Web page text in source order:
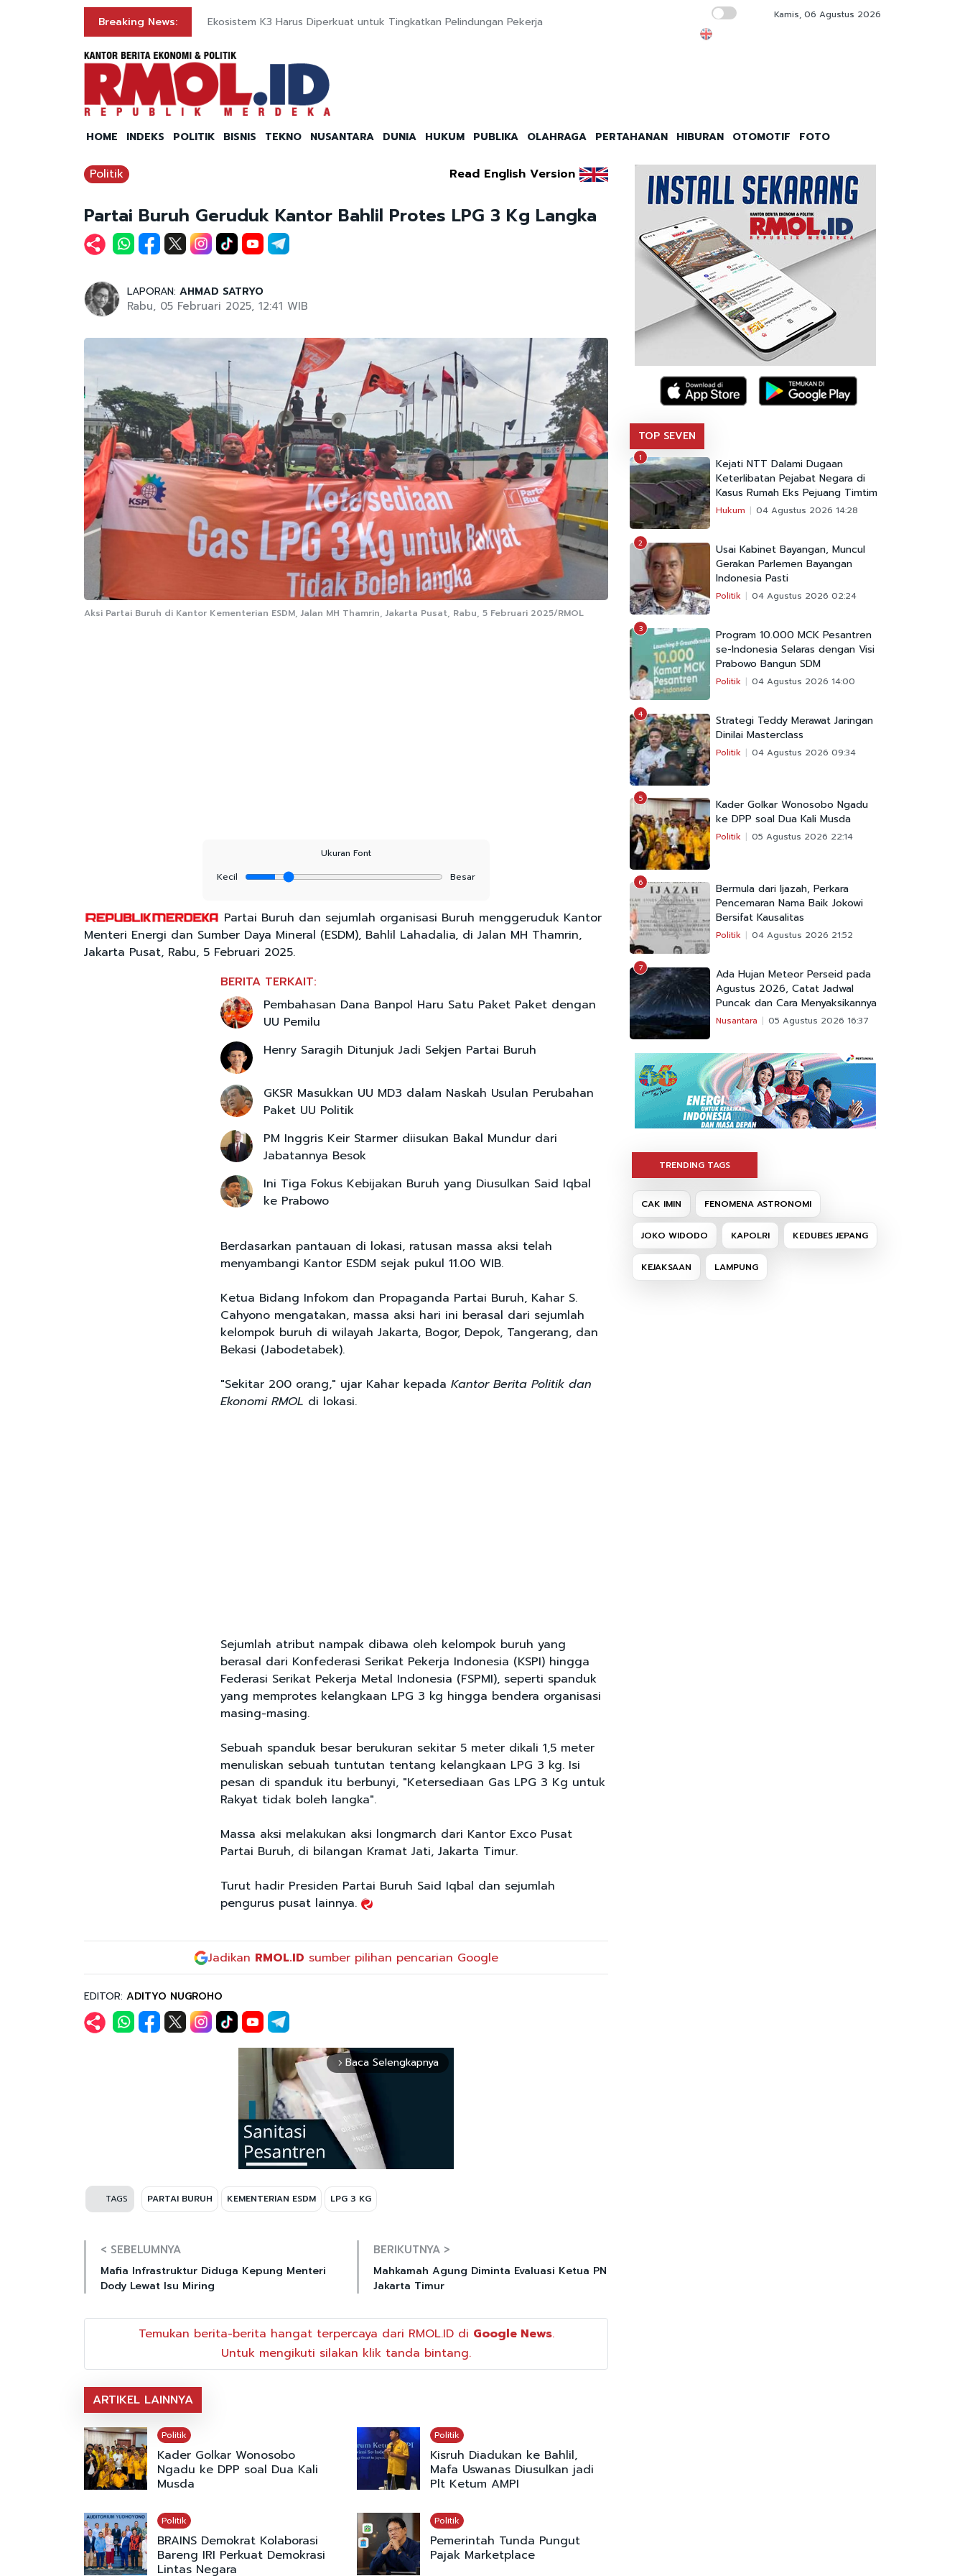
Breaking News: Ekosistem K3 Harus Diperkuat untuk Tingkatkan Pelindungan Pekerja Sponsori Persib Selama Tiga Musim,
Kamis, 06 Agustus 2026
HOME INDEKS POLITIK BISNIS TEKNO NUSANTARA DUNIA HUKUM PUBLIKA OLAHRAGA PERTAHANAN HIBURAN OTOMOTIF FOTO
Politik Read English Version
Partai Buruh Geruduk Kantor Bahlil Protes LPG 3 Kg Langka
LAPORAN: AHMAD SATRYO
Rabu, 05 Februari 2025, 12:41 WIB
Aksi Partai Buruh di Kantor Kementerian ESDM, Jalan MH Thamrin, Jakarta Pusat, Rabu, 5 Februari 2025/RMOL
Ukuran Font
Kecil
Besar
Partai Buruh dan sejumlah organisasi Buruh menggeruduk Kantor
Menteri Energi dan Sumber Daya Mineral (ESDM), Bahlil Lahadalia, di Jalan MH Thamrin,
Jakarta Pusat, Rabu, 5 Februari 2025.
BERITA TERKAIT:
Pembahasan Dana Banpol Haru Satu Paket Paket dengan
UU Pemilu
Henry Saragih Ditunjuk Jadi Sekjen Partai Buruh
GKSR Masukkan UU MD3 dalam Naskah Usulan Perubahan
Paket UU Politik
PM Inggris Keir Starmer diisukan Bakal Mundur dari
Jabatannya Besok
Ini Tiga Fokus Kebijakan Buruh yang Diusulkan Said Iqbal
ke Prabowo
Berdasarkan pantauan di lokasi, ratusan massa aksi telah
menyambangi Kantor ESDM sejak pukul 11.00 WIB.
Ketua Bidang Infokom dan Propaganda Partai Buruh, Kahar S.
Cahyono mengatakan, massa aksi hari ini berasal dari sejumlah
kelompok buruh di wilayah Jakarta, Bogor, Depok, Tangerang, dan
Bekasi (Jabodetabek).
"Sekitar 200 orang," ujar Kahar kepada Kantor Berita Politik dan
Ekonomi RMOL di lokasi.
Sejumlah atribut nampak dibawa oleh kelompok buruh yang
berasal dari Konfederasi Serikat Pekerja Indonesia (KSPI) hingga
Federasi Serikat Pekerja Metal Indonesia (FSPMI), seperti spanduk
yang memprotes kelangkaan LPG 3 kg hingga bendera organisasi
masing-masing.
Sebuah spanduk besar berukuran sekitar 5 meter dikali 1,5 meter
menuliskan sebuah tuntutan tentang kelangkaan LPG 3 kg. Isi
pesan di spanduk itu berbunyi, "Ketersediaan Gas LPG 3 Kg untuk
Rakyat tidak boleh langka".
Massa aksi melakukan aksi longmarch dari Kantor Exco Pusat
Partai Buruh, di bilangan Kramat Jati, Jakarta Timur.
Turut hadir Presiden Partai Buruh Said Iqbal dan sejumlah
pengurus pusat lainnya.
Jadikan RMOL.ID sumber pilihan pencarian Google
EDITOR: ADITYO NUGROHO
arrow_forward_ios Baca Selengkapnya
TAGS PARTAI BURUH KEMENTERIAN ESDM LPG 3 KG
< SEBELUMNYA
Mafia Infrastruktur Diduga Kepung Menteri
Dody Lewat Isu Miring
BERIKUTNYA >
Mahkamah Agung Diminta Evaluasi Ketua PN
Jakarta Timur
Temukan berita-berita hangat terpercaya dari RMOL.ID di Google News.
Untuk mengikuti silakan klik tanda bintang.
ARTIKEL LAINNYA
Politik
Kader Golkar Wonosobo
Ngadu ke DPP soal Dua Kali
Musda
Politik
Kisruh Diadukan ke Bahlil,
Mafa Uswanas Diusulkan jadi
Plt Ketum AMPI
Politik
BRAINS Demokrat Kolaborasi
Bareng IRI Perkuat Demokrasi
Lintas Negara
Politik
Pemerintah Tunda Pungut
Pajak Marketplace
TOP SEVEN
1
Kejati NTT Dalami Dugaan
Keterlibatan Pejabat Negara di
Kasus Rumah Eks Pejuang Timtim
Hukum 04 Agustus 2026 14:28
2
Usai Kabinet Bayangan, Muncul
Gerakan Parlemen Bayangan
Indonesia Pasti
Politik 04 Agustus 2026 02:24
3
Program 10.000 MCK Pesantren
se-Indonesia Selaras dengan Visi
Prabowo Bangun SDM
Politik 04 Agustus 2026 14:00
4
Strategi Teddy Merawat Jaringan
Dinilai Masterclass
Politik 04 Agustus 2026 09:34
5
Kader Golkar Wonosobo Ngadu
ke DPP soal Dua Kali Musda
Politik 05 Agustus 2026 22:14
6
Bermula dari Ijazah, Perkara
Pencemaran Nama Baik Jokowi
Bersifat Kausalitas
Politik 04 Agustus 2026 21:52
7
Ada Hujan Meteor Perseid pada
Agustus 2026, Catat Jadwal
Puncak dan Cara Menyaksikannya
Nusantara 05 Agustus 2026 16:37
TRENDING TAGS
CAK IMIN FENOMENA ASTRONOMI
JOKO WIDODO KAPOLRI KEDUBES JEPANG
KEJAKSAAN LAMPUNG